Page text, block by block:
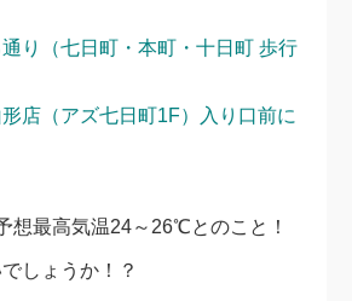
り（七日町・本町・十日町 歩行
店（アズ七日町1F）入り口前に
想最高気温24～26℃とのこと！
しょうか！？